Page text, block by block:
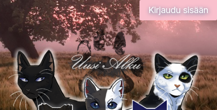
Siirry
sisältöön
Kirjaudu sisään